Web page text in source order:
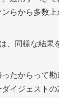
らから多数上
、同様な結果
ったからって
イジェストの